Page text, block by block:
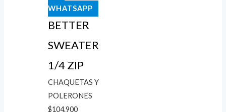
WHATSAPP
BETTER
SWEATER
1/4 ZIP
CHAQUETAS Y
POLERONES
$104.900